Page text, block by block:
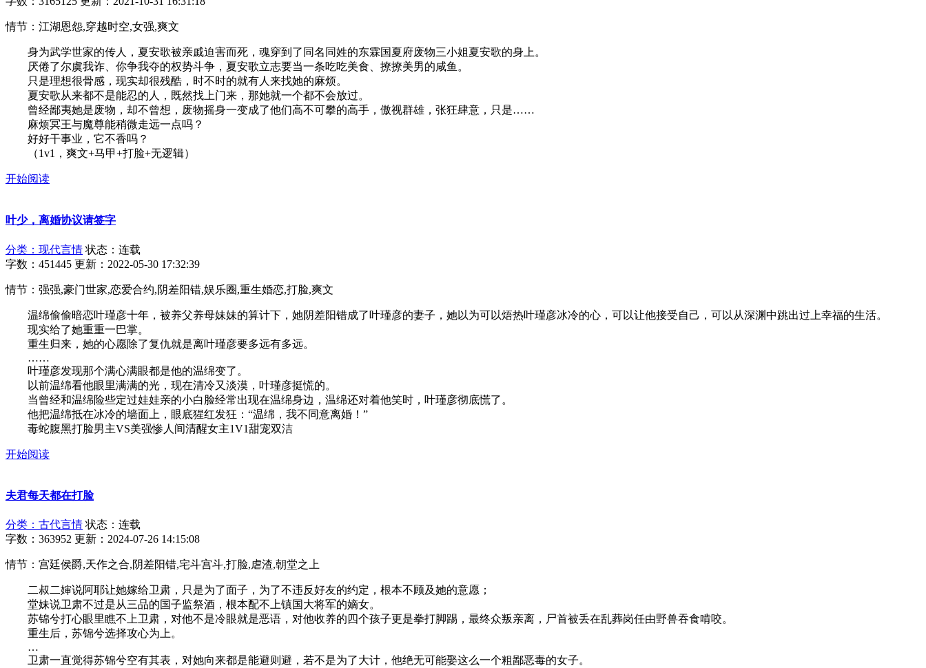
情节：江湖恩怨,穿越时空,女强,爽文
身为武学世家的传人，夏安歌被亲戚迫害而死，魂穿到了同名同姓的东霖国夏府废物三小姐夏安歌的身上。
厌倦了尔虞我诈、你争我夺的权势斗争，夏安歌立志要当一条吃吃美食、撩撩美男的咸鱼。
只是理想很骨感，现实却很残酷，时不时的就有人来找她的麻烦。
夏安歌从来都不是能忍的人，既然找上门来，那她就一个都不会放过。
曾经鄙夷她是废物，却不曾想，废物摇身一变成了他们高不可攀的高手，傲视群雄，张狂肆意，只是……
麻烦冥王与魔尊能稍微走远一点吗？
好好干事业，它不香吗？
（1v1，爽文+马甲+打脸+无逻辑）
开始阅读
叶少，离婚协议请签字
分类：现代言情 状态：连载
字数：451445 更新：2022-05-30 17:32:39
情节：强强,豪门世家,恋爱合约,阴差阳错,娱乐圈,重生婚恋,打脸,爽文
温绵偷偷暗恋叶瑾彦十年，被养父养母妹妹的算计下，她阴差阳错成了叶瑾彦的妻子，她以为可以焐热叶瑾彦冰冷的心，可以让他接受自己，可以从深渊中跳出过上幸福的生活。
现实给了她重重一巴掌。
重生归来，她的心愿除了复仇就是离叶瑾彦要多远有多远。
……
叶瑾彦发现那个满心满眼都是他的温绵变了。
以前温绵看他眼里满满的光，现在清冷又淡漠，叶瑾彦挺慌的。
当曾经和温绵险些定过娃娃亲的小白脸经常出现在温绵身边，温绵还对着他笑时，叶瑾彦彻底慌了。
他把温绵抵在冰冷的墙面上，眼底猩红发狂：“温绵，我不同意离婚！”
毒蛇腹黑打脸男主VS美强惨人间清醒女主1V1甜宠双洁
开始阅读
夫君每天都在打脸
分类：古代言情 状态：连载
字数：363952 更新：2024-07-26 14:15:08
情节：宫廷侯爵,天作之合,阴差阳错,宅斗宫斗,打脸,虐渣,朝堂之上
二叔二婶说阿耶让她嫁给卫肃，只是为了面子，为了不违反好友的约定，根本不顾及她的意愿；
堂妹说卫肃不过是从三品的国子监祭酒，根本配不上镇国大将军的嫡女。
苏锦兮打心眼里瞧不上卫肃，对他不是冷眼就是恶语，对他收养的四个孩子更是拳打脚踢，最终众叛亲离，尸首被丢在乱葬岗任由野兽吞食啃咬。
重生后，苏锦兮选择攻心为上。
…
卫肃一直觉得苏锦兮空有其表，对她向来都是能避则避，若不是为了大计，他绝无可能娶这么一个粗鄙恶毒的女子。